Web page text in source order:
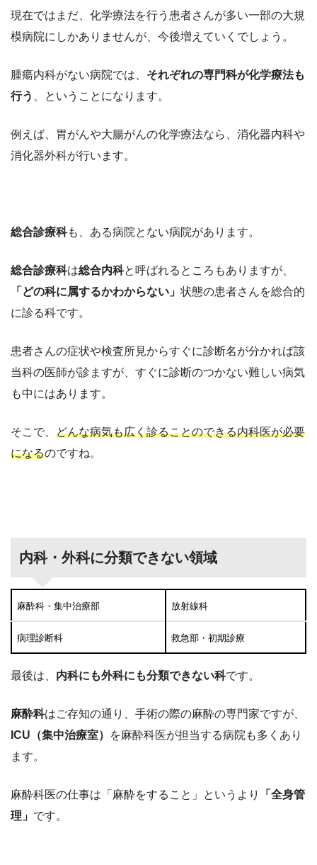
現在ではまだ、化学療法を行う患者さんが多い一部の大規
模病院にしかありませんが、今後増えていくでしょう。
腫瘍内科がない病院では、 それぞれの専門科が化学療法も
行う 、ということになります。
例えば、胃がんや大腸がんの化学療法なら、消化器内科や
消化器外科が行います。
総合診療科も、ある病院とない病院があります。
総合診療科は総合内科と呼ばれるところもありますが、
「どの科に属するかわからない」 状態の患者さんを総合的
に診る科です。
患者さんの症状や検査所見からすぐに診断名が分かれば該
当科の医師が診ますが、すぐに診断のつかない難しい病気
も中にはあります。
そこで、 どんな病気も広く診ることのできる内科医が必要
になるのですね。
内科・外科に分類できない領域
麻酔科・集中治療部 放射線科
病理診断科 救急部・初期診療
最後は、 内科にも外科にも分類できない科です。
麻酔科はご存知の通り、手術の際の麻酔の専門家ですが、
ICU（集中治療室）
を麻酔科医が担当する病院も多くあり
ます。
麻酔科医の仕事は「麻酔をすること」というより
「全身管
理」 です。